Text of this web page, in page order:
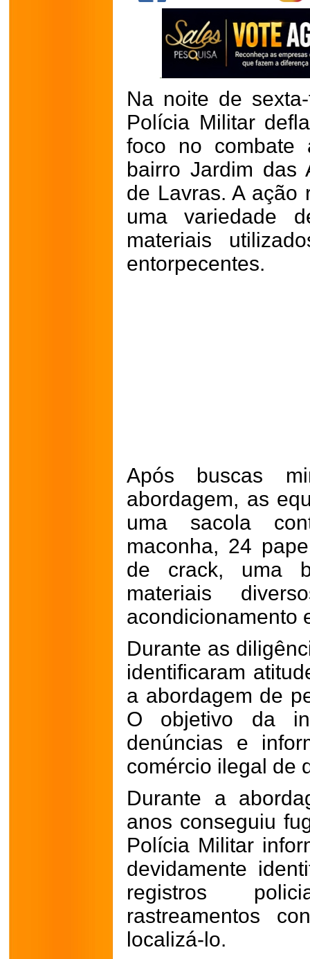
Na noite de
Polícia Militar
foco no combate
bairro Jardim das
de Lavras. A ação
uma variedade
materiais
entorpecentes.
Após buscas
abordagem, as
uma sacola
maconha, 24
de crack, uma
materiais
acondicionamento
Durante as
identificaram
a abordagem de
O objetivo da
denúncias e
comércio ilegal de
Durante a
anos conseguiu
Polícia Militar
devidamente
registros
rastreamentos
localizá-lo.